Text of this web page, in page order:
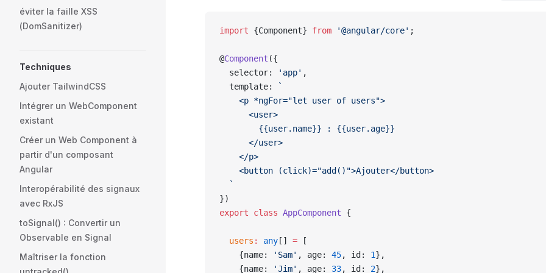
éviter la faille XSS
(DomSanitizer)
Techniques
Ajouter TailwindCSS
Intégrer un WebComponent
existant
Créer un Web Component à
partir d'un composant
Angular
Interopérabilité des signaux
avec RxJS
toSignal() : Convertir un
Observable en Signal
Maîtriser la fonction
import {Component} from '@angular/core' ;
@Component ({
  selector:
'app' ,
  template:
`
    <p *ngFor="let user of users">
      <user>
        {{user.name}} : {{user.age}}
      </user>
    </p>
    <button (click)="add()">Ajouter</button>
  `
})
export class AppComponent {
  users
: any [] = [
    {name:
'Sam' , age: 45, id: 1},
    {name:
'Jim' , age: 33, id: 2},